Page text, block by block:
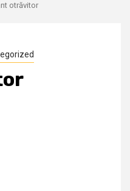
otrăvitor